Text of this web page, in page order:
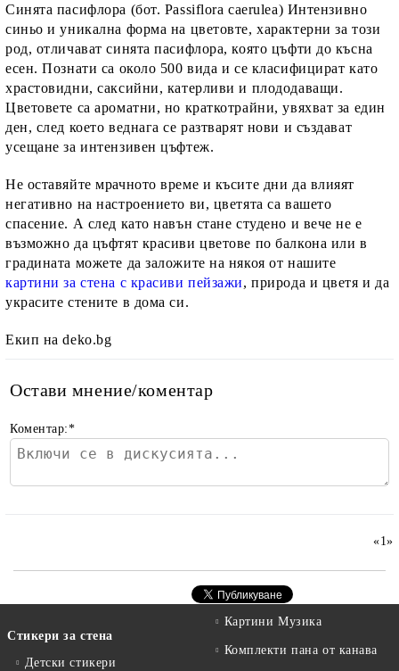
Синята пасифлора (бот. Passiflora caerulea) Интензивно
синьо и уникална форма на цветовте, характерни за този
род, отличават синята пасифлора, която цъфти до късна
есен. Познати са около 500 вида и се класифицират като
храстовидни, саксийни, катерливи и плододаващи.
Цветовете са ароматни, но краткотрайни, увяхват за един
ден, след което веднага се разтварят нови и създават
усещане за интензивен цъфтеж.
Не оставяйте мрачното време и късите дни да влияят
негативно на настроението ви, цветята са вашето
спасение. А след като навън стане студено и вече не е
възможно да цъфтят красиви цветове по балкона или в
градината можете да заложите на някоя от нашите
картини за стена с красиви пейзажи, природа и цветя и да
украсите стените в дома си.
Екип на deko.bg
Остави мнение/коментар
Коментар:*
«1»
Стикери за стена
Детски стикери
Картини Музика
Комплекти пана от канава